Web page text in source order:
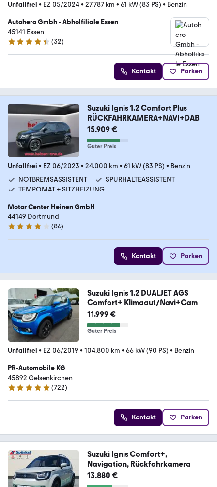
Unfallfrei • EZ 05/2024• 27.787 km • 61 kW (83 PS) • Benzin
Autohero Gmbh - Abholfiliale Essen
45141 Essen
4.7 Sterne
(32)
Kontakt Parken
Suzuki Ignis 1.2 Comfort Plus
RÜCKFAHRKAMERA+NAVI+DAB
15.909 €
Guter Preis
Unfallfrei • EZ 06/2023 • 24.000 km • 61 kW (83 PS) • Benzin
NOTBREMSASSISTENT
SPURHALTEASSISTENT
TEMPOMAT + SITZHEIZUNG
Motor Center Heinen GmbH
44149 Dortmund
4 Sterne
(86)
Kontakt Parken
Suzuki Ignis 1.2 DUALJET AGS
Comfort+ Klimaaut/Navi+Cam
11.999 €
Guter Preis
Unfallfrei • EZ 06/2019 • 104.800 km • 66 kW (90 PS) • Benzin
PR-Automobile KG
45892 Gelsenkirchen
4.9 Sterne
(722)
Kontakt Parken
Suzuki Ignis Comfort+,
Navigation, Rückfahrkamera
13.880 €